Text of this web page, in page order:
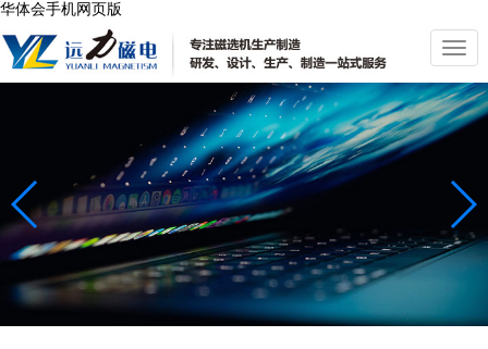
华体会手机网页版
切
换
导
航